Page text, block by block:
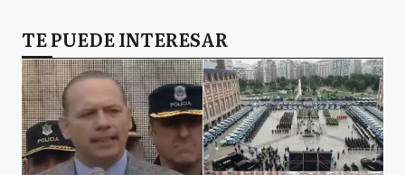
TE PUEDE INTERESAR